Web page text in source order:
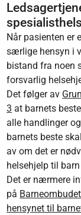
Når pasienten er
særlige hensyn i
bistand fra noen
forsvarlig
Det følger av
3 at barnets
alle handlinger
barnets beste
av om det er
helsehjelp til
Det er nærmere
på
hensynet til